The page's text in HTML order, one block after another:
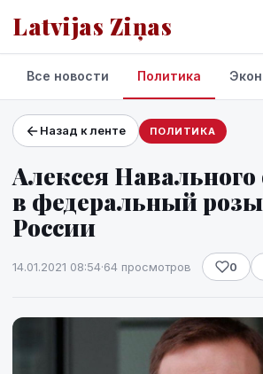
Latvijas Ziņas
Проекты и сервисы
Прогноз погоды
Все новости Политика
Назад к ленте ПОЛИТИКА
Алексея
в федеральный
России
14.01.2021 08:54·64 просмотров 0